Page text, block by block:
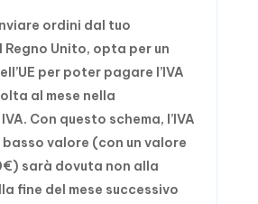
ordini dal tuo
Regno Unito, opta per un
per poter pagare l’IVA
al mese nella
Con questo schema, l’IVA
valore (con un valore
sarà dovuta non alla
fine del mese successivo